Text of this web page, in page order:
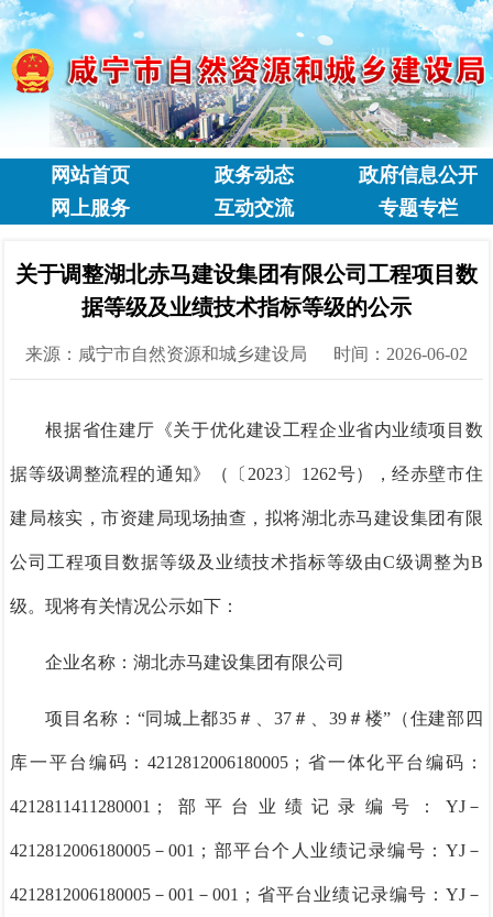
网站首页 政务动态
政府信息公开
网上服务
互动交流 专题专栏
关于调整湖北赤马建设集团有限公司工程项目数
据等级及业绩技术指标等级的公示
来源：咸宁市自然资源和城乡建设局 时间：2026-06-02
根据省住建厅《关于优化建设工程企业省内业绩项目数
据等级调整流程的通知》（〔 2023〕1262号），经赤壁市住
建局核实，市资建局现场抽查，拟将湖北赤马建设集团有限
公司工程项目数据等级及业绩技术指标等级由C级调整为B
级。现将有关情况公示如下：
企业名称：湖北赤马建设集团有限公司
项目名称： “同 城上都35＃、37＃、39＃楼” （住建部四
库一平台编码：4212812006180005；省一体化平台编码：
4212811411280001；部平台业绩记录编号： YJ－
4212812006180005－001 ；部平台个人业绩记录编号：YJ－
4212812006180005－001－001；省平台业绩记录编号： YJ－